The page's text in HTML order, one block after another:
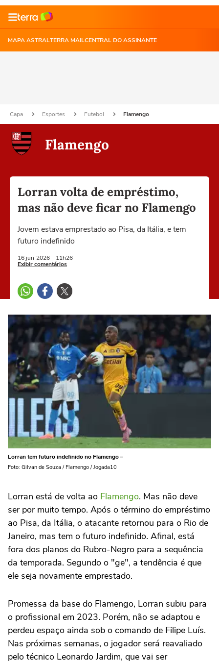
MAPA ASTRALTERRA MAILCENTRAL DO ASSINANTE
Capa Esportes Futebol Flamengo
Flamengo
Lorran volta de empréstimo,
mas não deve ficar no Flamengo
Jovem estava emprestado ao Pisa, da Itália, e tem
futuro indefinido
16 jun 2026 - 11h26
Exibir comentários
Lorran tem futuro indefinido no Flamengo –
Foto: Gilvan de Souza / Flamengo / Jogada10
Lorran está de volta ao Flamengo. Mas não deve
ser por muito tempo. Após o término do empréstimo
ao Pisa, da Itália, o atacante retornou para o Rio de
Janeiro, mas tem o futuro indefinido. Afinal, está
fora dos planos do Rubro-Negro para a sequência
da temporada. Segundo o "ge", a tendência é que
ele seja novamente emprestado.
Promessa da base do Flamengo, Lorran subiu para
o profissional em 2023. Porém, não se adaptou e
perdeu espaço ainda sob o comando de Filipe Luís.
Nas próximas semanas, o jogador será reavaliado
pelo técnico Leonardo Jardim, que vai ser